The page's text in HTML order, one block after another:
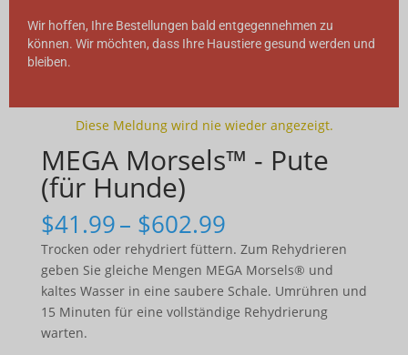
MEGA Morsels™ - Pute
(für Hunde)
$41.99– $602.99Preisspanne:
$41.99
bis
$602.99
Trocken oder rehydriert füttern. Zum Rehydrieren
geben Sie gleiche Mengen MEGA Morsels® und
kaltes Wasser in eine saubere Schale. Umrühren und
15 Minuten für eine vollständige Rehydrierung
warten.
Wir hoffen, Ihre Bestellungen bald entgegennehmen zu
können. Wir möchten, dass Ihre Haustiere gesund werden und
bleiben.
Diese Meldung wird nie wieder angezeigt.